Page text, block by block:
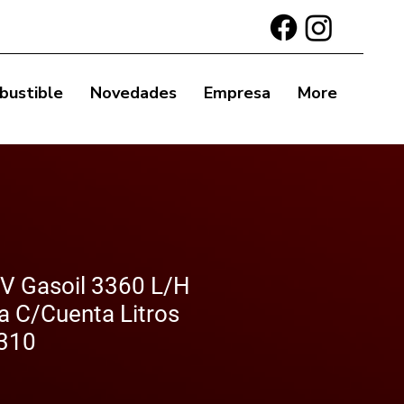
Novedades Empresa More
Gasoil 3360 L/H
C/Cuenta Litros